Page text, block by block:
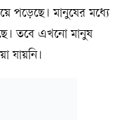
পড়েছে। মানুষের মধ্যে
তবে এখনো মানুষ
যায়নি।